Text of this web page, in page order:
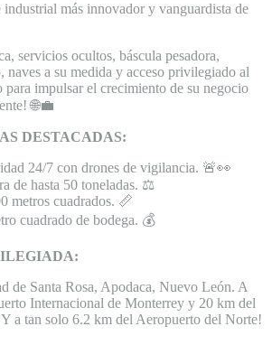
industrial más innovador y vanguardista de
servicios ocultos, báscula pesadora,
naves a su medida y acceso privilegiado al
para impulsar el crecimiento de su negocio
🌐💼
DESTACADAS:
24/7 con drones de vigilancia. 🚨👀
de hasta 50 toneladas. ⚖️
metros cuadrados. 📏
cuadrado de bodega. 💰
de Santa Rosa, Apodaca, Nuevo León. A
Internacional de Monterrey y 20 km del
a tan solo 6.2 km del Aeropuerto del Norte!